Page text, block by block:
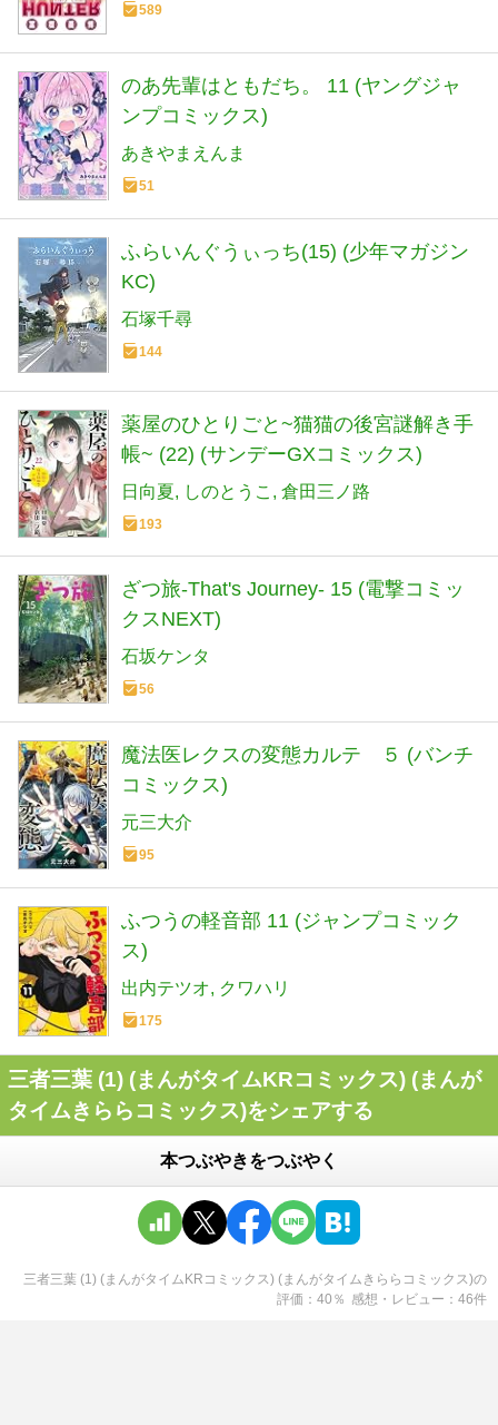
589
のあ先輩はともだち。 11 (ヤングジャ
ンプコミックス)
あきやまえんま
51
ふらいんぐうぃっち(15) (少年マガジン
KC)
石塚千尋
144
薬屋のひとりごと~猫猫の後宮謎解き手
帳~ (22) (サンデーGXコミックス)
日向夏 しのとうこ 倉田三ノ路
193
ざつ旅-That's Journey- 15 (電撃コミッ
クスNEXT)
石坂ケンタ
56
魔法医レクスの変態カルテ ５ (バンチ
コミックス)
元三大介
95
ふつうの軽音部 11 (ジャンプコミック
ス)
出内テツオ クワハリ
175
三者三葉 (1) (まんがタイムKRコミックス) (まんが
タイムきららコミックス)をシェアする
本つぶやきをつぶやく
三者三葉 (1) (まんがタイムKRコミックス) (まんがタイムきららコミックス)の
評価
40 ％ 感想・レビュー 46件